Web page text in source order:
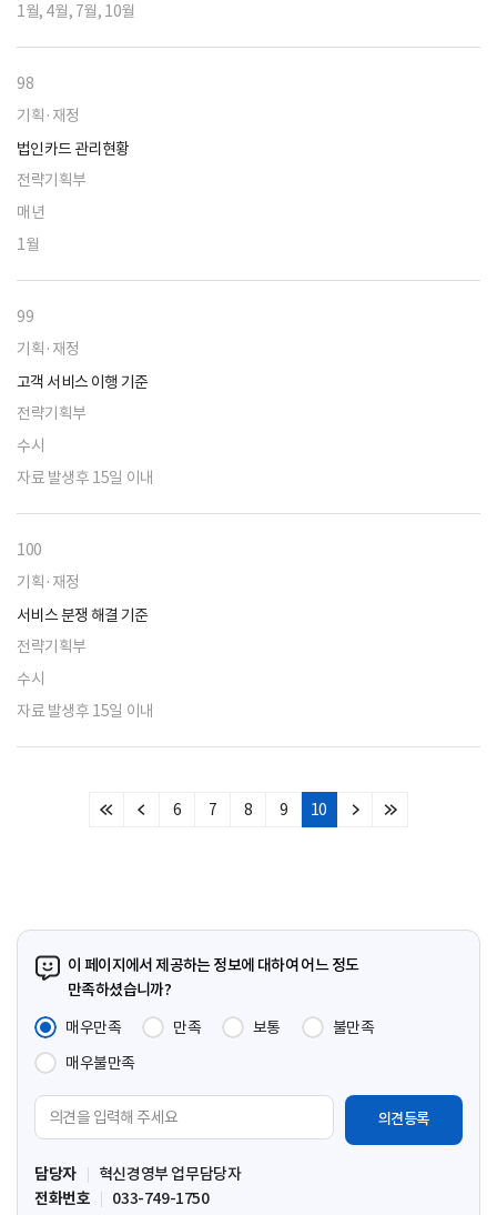
1월, 4월, 7월, 10월
98
기획·재정
법인카드 관리현황
전략기획부
매년
1월
99
기획·재정
고객 서비스 이행 기준
전략기획부
수시
자료 발생후 15일 이내
100
기획·재정
서비스 분쟁 해결 기준
전략기획부
수시
자료 발생후 15일 이내
처
이
6 7 8 9 10
다
마
이 페이지에서 제공하는 정보에 대하여 어느 정도
만족하셨습니까?
매우만족
만족 보통
불만족
매우불만족
견
입
력
담당자
혁신경영부 업무담당자
전화번호
033-749-1750